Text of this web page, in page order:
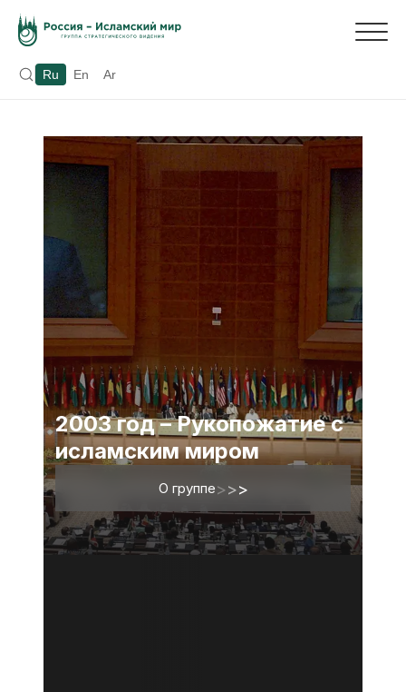
Ru En Ar
2003 год – Рукопожатие с
исламским миром
О группе>>>